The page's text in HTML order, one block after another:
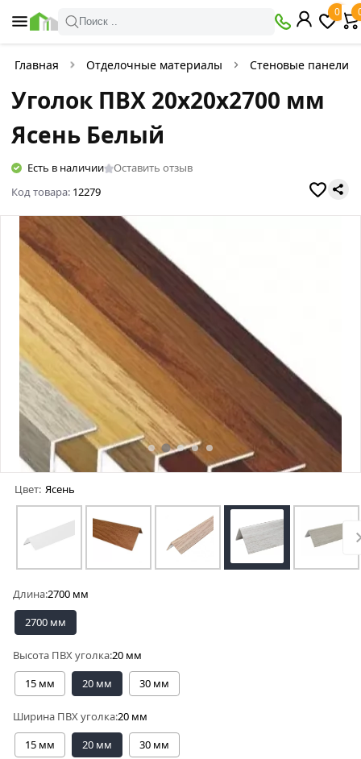
Поиск ..
0
Главная Отделочные материалы Стеновые панели
Уголок ПВХ 20х20х2700 мм
Ясень Белый
Есть в наличии
Оставить отзыв
Код товара: 12279
Цвет: Ясень
Длина:2700 мм
2700 мм
Высота ПВХ уголка:20 мм
15 мм
20 мм 30 мм
Ширина ПВХ уголка:20 мм
15 мм
20 мм 30 мм